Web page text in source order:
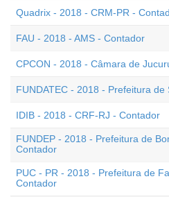
Quadrix - 2018 - CRM-PR -
FAU - 2018 - AMS - Contador
CPCON - 2018 - Câmara de
FUNDATEC - 2018 - Prefeitura
IDIB - 2018 - CRF-RJ - Contador
FUNDEP - 2018 - Prefeitura de
Contador
PUC - PR - 2018 - Prefeitura de
Contador